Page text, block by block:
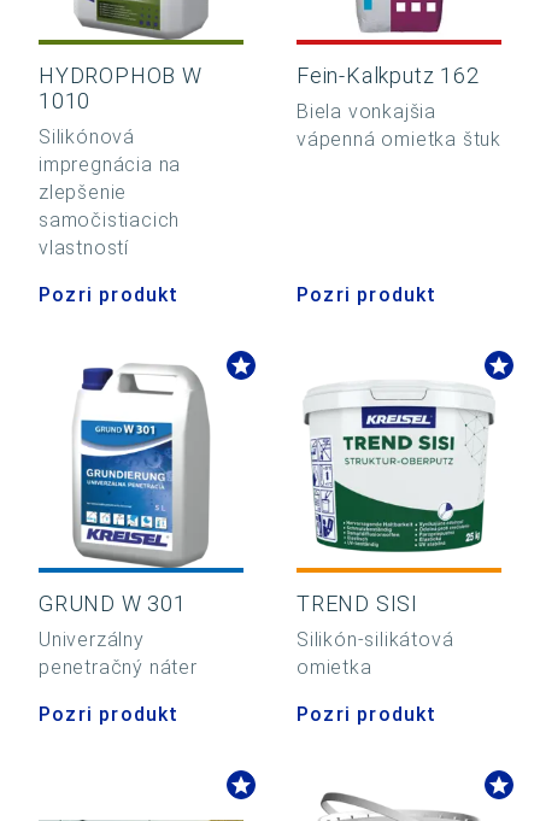
HYDROPHOB W
1010
Silikónová
impregnácia na
zlepšenie
samočistiacich
vlastností
Pozri produkt
Fein-Kalkputz 162
Biela vonkajšia
vápenná omietka štuk
Pozri produkt
GRUND W 301
Univerzálny
penetračný náter
Pozri produkt
TREND SISI
Silikón-silikátová
omietka
Pozri produkt